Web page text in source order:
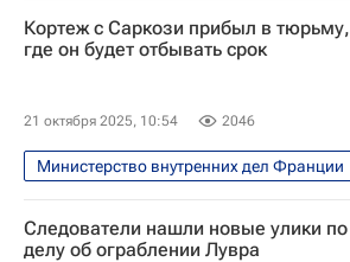
Кортеж с Саркози прибыл в тюрьму,
где он будет отбывать срок
21 октября 2025, 10:54 2046
Министерство внутренних дел Франции
В мире
Ливия
Париж
Николя Саркози
Следователи нашли новые улики по
делу об ограблении Лувра